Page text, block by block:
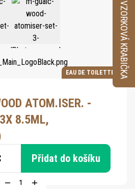
EAU DE TOILETTE
ATOM.ISER. -
8.5ML,
Přidat do košíku
VZORKOVÁ KRABIČKA